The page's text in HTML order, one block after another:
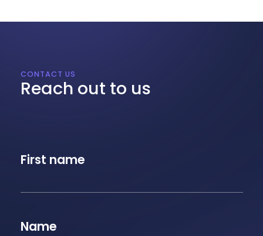
CONTACT US
Reach out to us
First name
Name